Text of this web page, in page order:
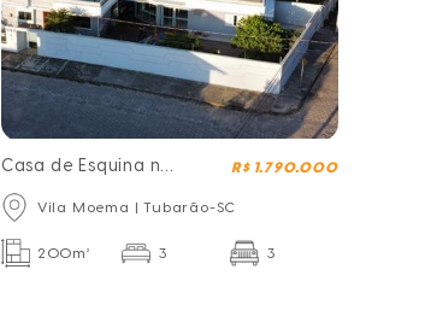
Casa de Esquina na
Rua do Fórum
R$ 1.790.000
Vila Moema | Tubarão-SC
200m² 3 3